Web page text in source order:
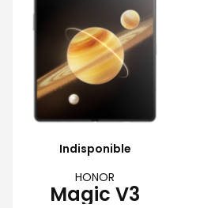
Indisponible
HONOR
Magic V3